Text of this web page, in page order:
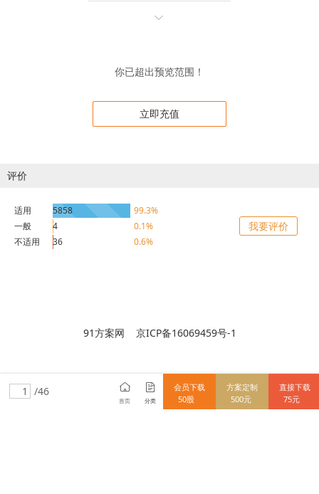
你已超出预览范围！
立即充值
评价
适用 5858
99.3%
一般
4
0.1%
不适用
36 0.6%
我要评价
91方案网 京ICP备16069459号-1
/46
首页 分类
会员下载
50股
方案定制
500元
直接下载
75元